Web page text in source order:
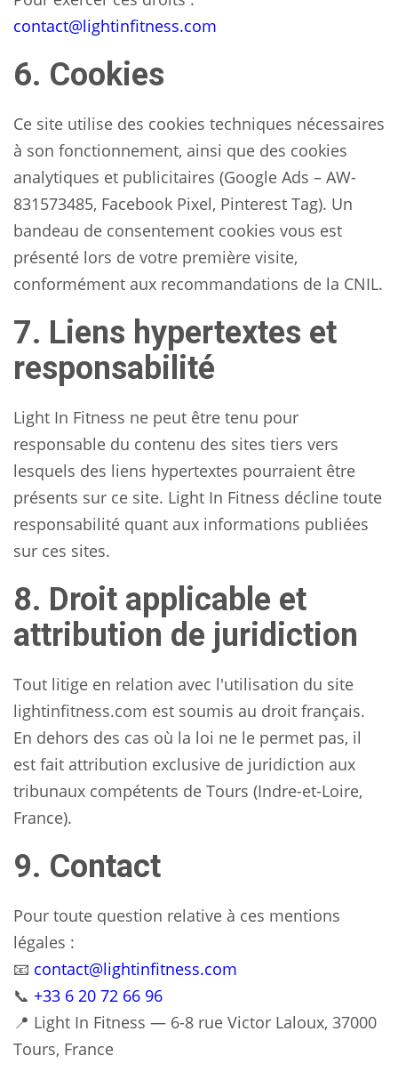
contact@lightinfitness.com
6. Cookies
Ce site utilise des cookies techniques nécessaires
à son fonctionnement, ainsi que des cookies
analytiques et publicitaires (Google Ads – AW-
831573485, Facebook Pixel, Pinterest Tag). Un
bandeau de consentement cookies vous est
présenté lors de votre première visite,
conformément aux recommandations de la CNIL.
7. Liens hypertextes et
responsabilité
Light In Fitness ne peut être tenu pour
responsable du contenu des sites tiers vers
lesquels des liens hypertextes pourraient être
présents sur ce site. Light In Fitness décline toute
responsabilité quant aux informations publiées
sur ces sites.
8. Droit applicable et
attribution de juridiction
Tout litige en relation avec l'utilisation du site
lightinfitness.com est soumis au droit français.
En dehors des cas où la loi ne le permet pas, il
est fait attribution exclusive de juridiction aux
tribunaux compétents de Tours (Indre-et-Loire,
France).
9. Contact
Pour toute question relative à ces mentions
légales :
📧 contact@lightinfitness.com
📞 +33 6 20 72 66 96
📍 Light In Fitness — 6-8 rue Victor Laloux, 37000
Tours, France